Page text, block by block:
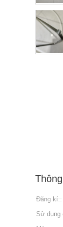
Đăng kí::
Sử dụng